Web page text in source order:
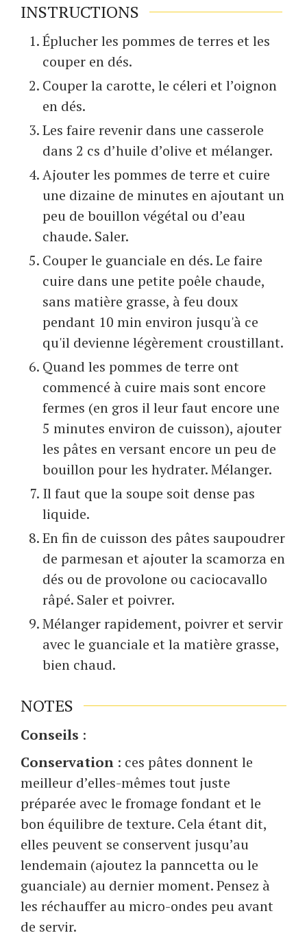
INSTRUCTIONS
Éplucher les pommes de terres et les
couper en dés.
Couper la carotte, le céleri et l’oignon
en dés.
Les faire revenir dans une casserole
dans 2 cs d’huile d’olive et mélanger.
Ajouter les pommes de terre et cuire
une dizaine de minutes en ajoutant un
peu de bouillon végétal ou d’eau
chaude. Saler.
Couper le guanciale en dés. Le faire
cuire dans une petite poêle chaude,
sans matière grasse, à feu doux
pendant 10 min environ jusqu'à ce
qu'il devienne légèrement croustillant.
Quand les pommes de terre ont
commencé à cuire mais sont encore
fermes (en gros il leur faut encore une
5 minutes environ de cuisson), ajouter
les pâtes en versant encore un peu de
bouillon pour les hydrater. Mélanger.
Il faut que la soupe soit dense pas
liquide.
En fin de cuisson des pâtes saupoudrer
de parmesan et ajouter la scamorza en
dés ou de provolone ou caciocavallo
râpé. Saler et poivrer.
Mélanger rapidement, poivrer et servir
avec le guanciale et la matière grasse,
bien chaud.
NOTES
Conseils :
Conservation : ces pâtes donnent le
meilleur d’elles-mêmes tout juste
préparée avec le fromage fondant et le
bon équilibre de texture. Cela étant dit,
elles peuvent se conservent jusqu’au
lendemain (ajoutez la panncetta ou le
guanciale) au dernier moment. Pensez à
les réchauffer au micro-ondes peu avant
de servir.